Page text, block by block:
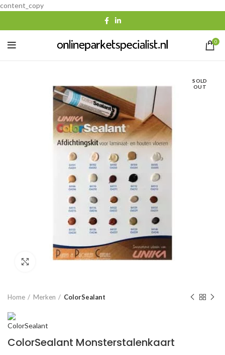
content_copy
0
SOLD
OUT
Click to enlarge
Home Merken ColorSealant
ColorSealant Monsterstalenkaart